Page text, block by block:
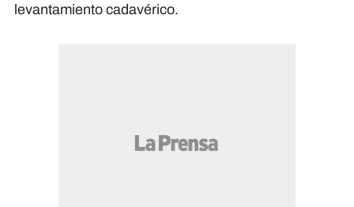
levantamiento cadavérico.